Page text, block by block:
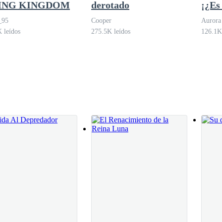
Omega», razón que explicaba su esterilidad. Fue un golpe tan
KINGDOM
leídos
derotado
Cooper
275.5K leídos